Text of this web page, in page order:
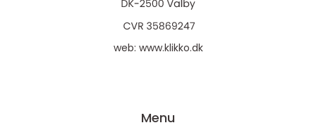
web: www.klikko.dk
Menu